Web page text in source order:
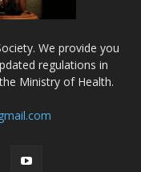
We provide you
regulations in
Ministry of Health.